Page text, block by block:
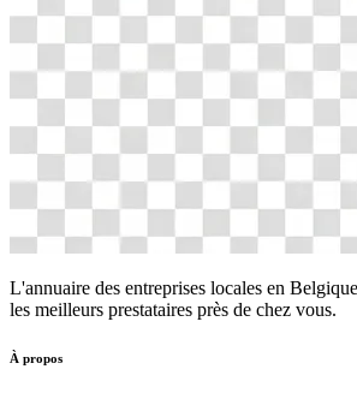
L'annuaire des entreprises locales en
les meilleurs prestataires près de chez vous.
À propos